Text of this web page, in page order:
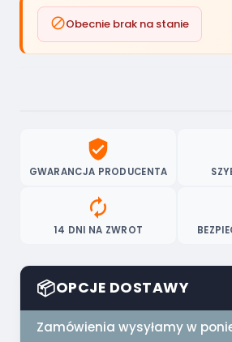
Obecnie brak na stanie
verified_user
GWARANCJA PRODUCENTA
autorenew
14 DNI NA ZWROT
📦OPCJE DOSTAWY
Zamówienia wysyłamy w